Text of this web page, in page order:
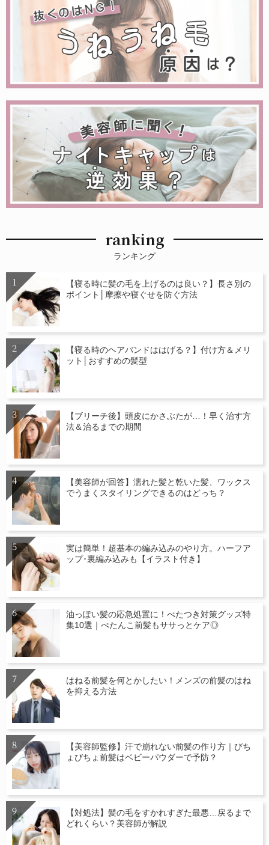
ranking
ランキング
【寝る時に髪の毛を上げるのは良い？】長さ別の
ポイント│摩擦や寝ぐせを防ぐ方法
【寝る時のヘアバンドははげる？】付け方＆メリ
ット│おすすめの髪型
【ブリーチ後】頭皮にかさぶたが…！早く治す方
法＆治るまでの期間
【美容師が回答】濡れた髪と乾いた髪、ワックス
でうまくスタイリングできるのはどっち？
実は簡単！超基本の編み込みのやり方。ハーフア
ップ･裏編み込みも【イラスト付き】
油っぽい髪の応急処置に！べたつき対策グッズ特
集10選｜ぺたんこ前髪もササっとケア◎
はねる前髪を何とかしたい！メンズの前髪のはね
を抑える方法
【美容師監修】汗で崩れない前髪の作り方｜びち
ょびちょ前髪はベビーパウダーで予防？
【対処法】髪の毛をすかれすぎた最悪…戻るまで
どれくらい？美容師が解説